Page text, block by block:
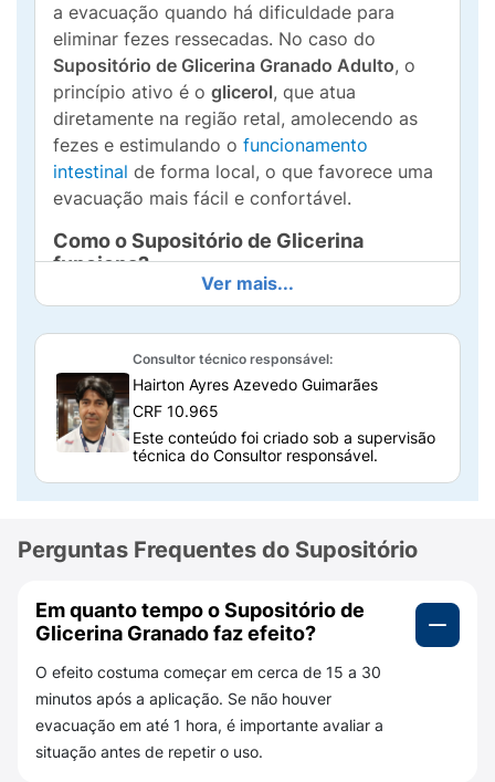
a evacuação quando há dificuldade para
eliminar fezes ressecadas. No caso do
Supositório de Glicerina Granado Adulto, o
princípio ativo é o glicerol, que atua
diretamente na região retal, amolecendo as
fezes e estimulando o funcionamento
intestinal de forma local, o que favorece uma
evacuação mais fácil e confortável.
Como o Supositório de Glicerina
funciona?
O glicerol age no reto com efeito laxativo
local. Ele atrai água para a massa fecal
endurecida, deixando as fezes mais macias e
favorecendo sua eliminação. Além disso, essa
ação ajuda a estimular o movimento intestinal
na região, o que facilita a evacuação. O início
do efeito costuma acontecer em cerca de
Granado Adulto
Cada supositório contém
2,47 g de glicerol
Como o princípio ativo é o componente
responsável pelo efeito laxativo, conhecer a
composição ajuda o cliente a usar o
medicamento com mais segurança,
especialmente em caso de sensibilidade ou
alergia a componentes da fórmula.
Ver mais...
Consultor técnico responsável:
Hairton Ayres Azevedo Guimarães
CRF 10.965
Este conteúdo foi criado sob a supervisão
técnica do Consultor responsável.
Perguntas Frequentes do Supositório
Em quanto tempo o Supositório de
Glicerina Granado faz efeito?
O efeito costuma começar em cerca de 15 a 30
minutos após a aplicação. Se não houver
evacuação em até 1 hora, é importante avaliar a
situação antes de repetir o uso.